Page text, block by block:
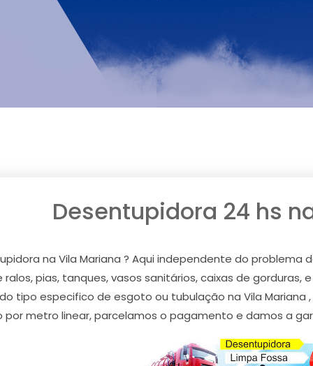
Desentupidora 24 hs
na Vila Mariana ? Aqui independente do
pias, tanques, vasos sanitários, caixas de gorduras,
tipo especifico de esgoto ou tubulação na Vila
por metro linear, parcelamos o pagamento e damos a